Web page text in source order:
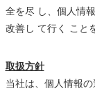
全を尽 し、個人情
改善し て行く こと
取扱方針
当社は、個人情報